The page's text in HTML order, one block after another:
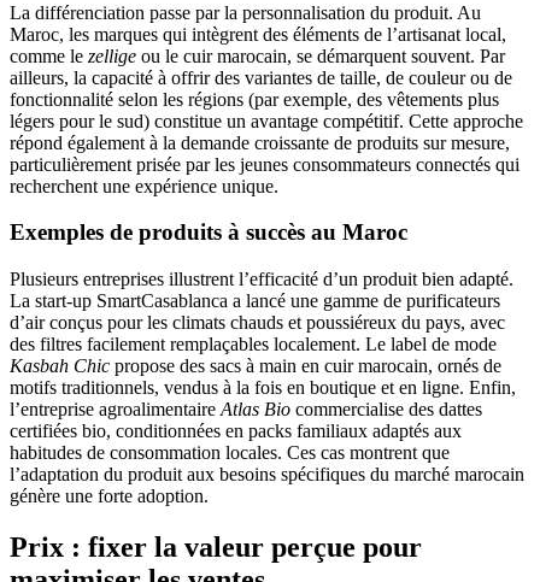
La différenciation passe par la personnalisation du produit. Au
Maroc, les marques qui intègrent des éléments de l’artisanat local,
comme le zellige ou le cuir marocain, se démarquent souvent. Par
ailleurs, la capacité à offrir des variantes de taille, de couleur ou de
fonctionnalité selon les régions (par exemple, des vêtements plus
légers pour le sud) constitue un avantage compétitif. Cette approche
répond également à la demande croissante de produits sur mesure,
particulièrement prisée par les jeunes consommateurs connectés qui
recherchent une expérience unique.
Exemples de produits à succès au Maroc
Plusieurs entreprises illustrent l’efficacité d’un produit bien adapté.
La start‑up SmartCasablanca a lancé une gamme de purificateurs
d’air conçus pour les climats chauds et poussiéreux du pays, avec
des filtres facilement remplaçables localement. Le label de mode
Kasbah Chic propose des sacs à main en cuir marocain, ornés de
motifs traditionnels, vendus à la fois en boutique et en ligne. Enfin,
l’entreprise agroalimentaire Atlas Bio commercialise des dattes
certifiées bio, conditionnées en packs familiaux adaptés aux
habitudes de consommation locales. Ces cas montrent que
l’adaptation du produit aux besoins spécifiques du marché marocain
génère une forte adoption.
Prix : fixer la valeur perçue pour